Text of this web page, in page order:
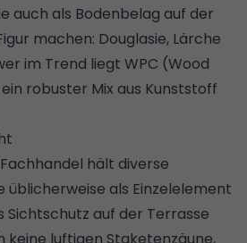
auch als Bodenbelag auf der
machen: Douglasie, Lärche
im Trend liegt WPC (Wood
robuster Mix aus Kunststoff
hält diverse
üblicherweise als Einzelelement
Sichtschutz auf der Terrasse
keine luftigen Staketenzäune,